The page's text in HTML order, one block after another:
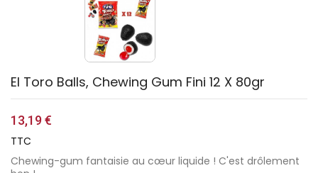
El Toro Balls, Chewing Gum Fini 12 X 80gr
13,19 €
TTC
Chewing-gum fantaisie au cœur liquide ! C'est drôlement